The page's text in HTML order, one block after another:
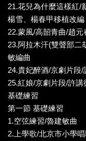
21.花兒為什麼這樣紅/
楊雪、楊春甲移植改編
22.蒙風/高韶青曲/趙元
23.阿拉木汗(雙聲部二
敏編曲
24.貴妃醉酒/京劇片段/
25.紅娘/京劇片段/許講
基礎練習
第一節 基礎練習
1.空弦練習/魯建敏曲
2.上學歌/北京市小學